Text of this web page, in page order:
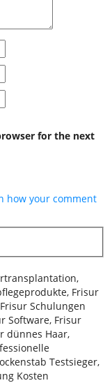
for the next
how your comment
Frisur
Schulungen
Software, Frisur
dünnes Haar,
Testsieger,
Kosten